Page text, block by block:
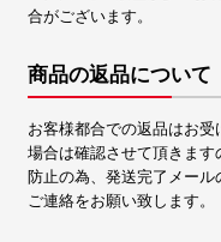
合がございます。
商品の返品について
お客様都合での返品はお
場合は確認させて頂きま
防止の為、発送完了メー
ご連絡をお願い致します。